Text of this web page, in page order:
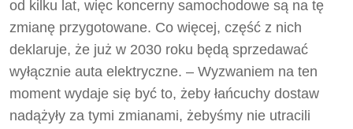
od kilku lat, więc koncerny samochodowe są na tę
zmianę przygotowane. Co więcej, część z nich
deklaruje, że już w 2030 roku będą sprzedawać
wyłącznie auta elektryczne. – Wyzwaniem na ten
moment wydaje się być to, żeby łańcuchy dostaw
nadążyły za tymi zmianami, żebyśmy nie utracili